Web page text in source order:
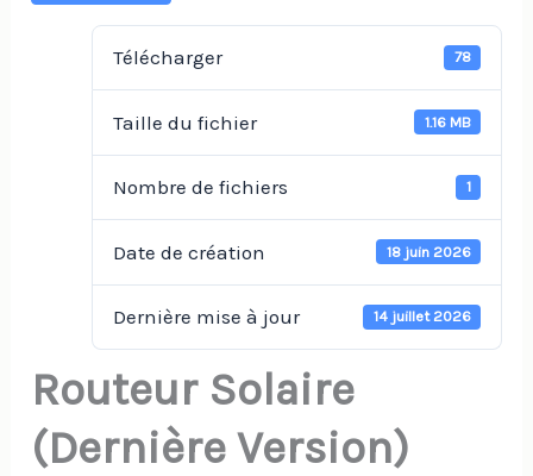
Télécharger 78
Taille du fichier 1.16 MB
Nombre de fichiers 1
Date de création 18 juin 2026
Dernière mise à jour 14 juillet 2026
Routeur Solaire
(Dernière Version)